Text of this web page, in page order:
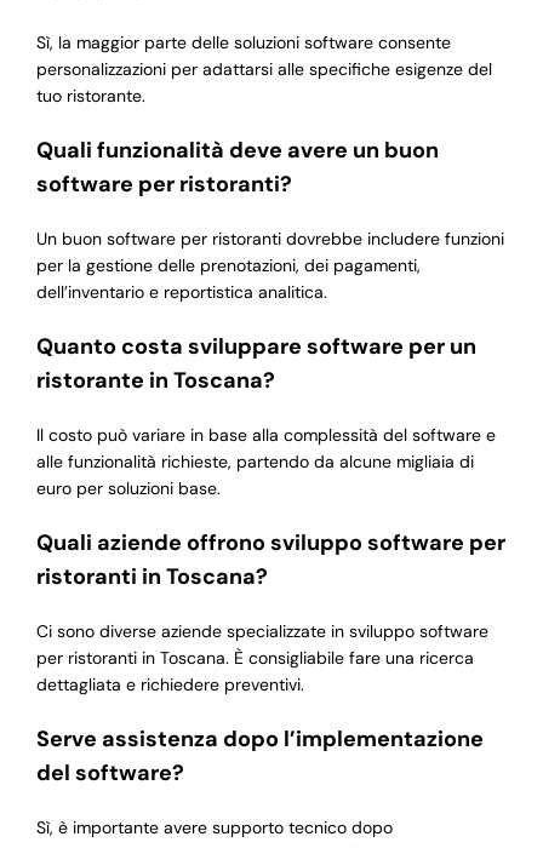
Sì, la maggior parte delle soluzioni software consente
personalizzazioni per adattarsi alle specifiche esigenze del
tuo ristorante.
Quali funzionalità deve avere un buon
software per ristoranti?
Un buon software per ristoranti dovrebbe includere funzioni
per la gestione delle prenotazioni, dei pagamenti,
dell’inventario e reportistica analitica.
Quanto costa sviluppare software per un
ristorante in Toscana?
Il costo può variare in base alla complessità del software e
alle funzionalità richieste, partendo da alcune migliaia di
euro per soluzioni base.
Quali aziende offrono sviluppo software per
ristoranti in Toscana?
Ci sono diverse aziende specializzate in sviluppo software
per ristoranti in Toscana. È consigliabile fare una ricerca
dettagliata e richiedere preventivi.
Serve assistenza dopo l’implementazione
del software?
Sì, è importante avere supporto tecnico dopo